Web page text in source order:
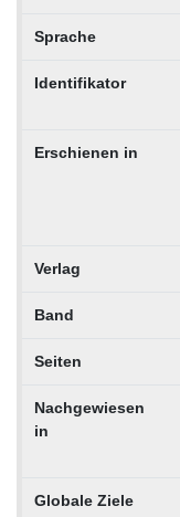
Sprache
Identifikator
Erschienen in
Verlag
Band
Seiten
Nachgewiesen
in
Globale Ziele